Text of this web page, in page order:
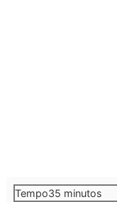
Tempo35 minutos
minutos